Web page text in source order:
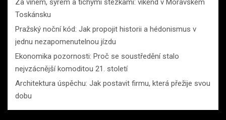
Toskánsku
Pražský noční kód: Jak propojit historii a hédonismus v
jednu nezapomenutelnou jízdu
Ekonomika pozornosti: Proč se soustředění stalo
nejvzácnější komoditou 21. století
Architektura úspěchu: Jak postavit firmu, která přežije svou
dobu